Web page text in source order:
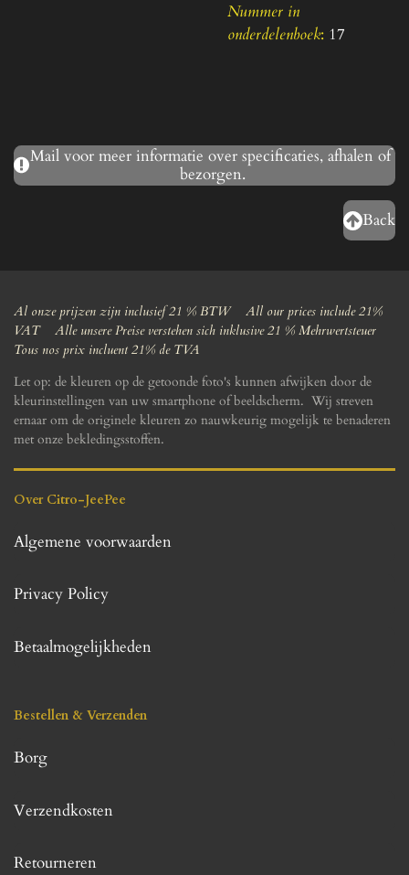
Nummer in
onderdelenboek: 17
Mail voor meer informatie over specificaties, afhalen of
bezorgen.
Back
Al onze prijzen zijn inclusief 21 % BTW All our prices include 21%
VAT Alle unsere Preise verstehen sich inklusive 21 % Mehrwertsteuer
Tous nos prix incluent 21% de TVA
Let op: de kleuren op de getoonde foto's kunnen afwijken door de
kleurinstellingen van uw smartphone of beeldscherm. Wij streven
ernaar om de originele kleuren zo nauwkeurig mogelijk te benaderen
met onze bekledingsstoffen.
Over Citro-JeePee
Algemene voorwaarden
Privacy Policy
Betaalmogelijkheden
Bestellen & Verzenden
Borg
Verzendkosten
Retourneren